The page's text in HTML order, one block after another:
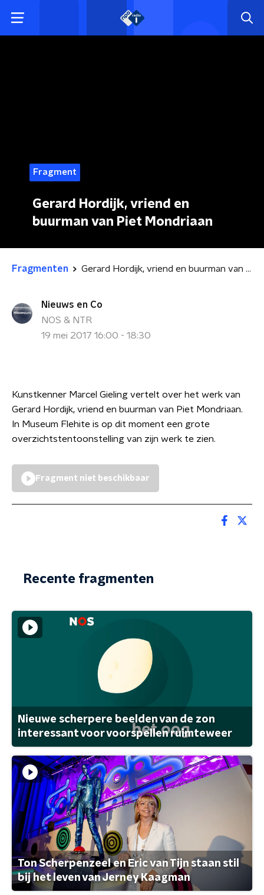
Fragment
Gerard Hordijk, vriend en
buurman van Piet Mondriaan
Fragmenten Gerard Hordijk, vriend en buurman van Piet Mondriaan
Nieuws en Co
NOS & NTR
19 mei 2017 16:00 - 18:30
Kunstkenner Marcel Gieling vertelt over het werk van
Gerard Hordijk, vriend en buurman van Piet Mondriaan.
In Museum Flehite is op dit moment een grote
overzichtstentoonstelling van zijn werk te zien.
Fragment niet beschikbaar
Recente fragmenten
Nieuwe scherpere beelden van de zon
interessant voor voorspellen ruimteweer
Ton Scherpenzeel en Eric van Tijn staan stil
bij het leven van Jerney Kaagman